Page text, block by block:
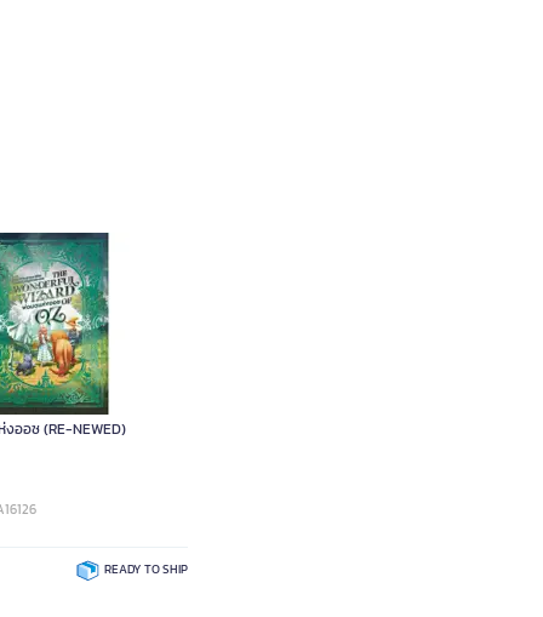
ออซ (RE-NEWED)
READY TO SHIP